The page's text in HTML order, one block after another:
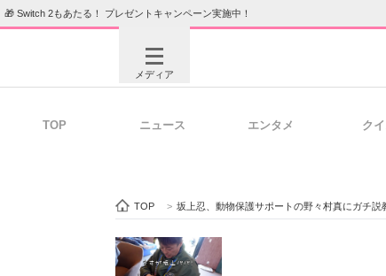
🎁 Switch 2もあたる！ プレゼントキャンペーン実施中！
メディア
ビジネスと働き方のヒント
TOP ニュース エンタメ ク
TOP > 坂上忍、動物保護サポートの野々村真にガチ